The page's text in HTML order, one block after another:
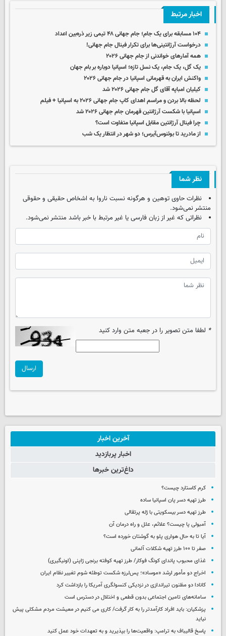
اخبار مرتبط
۱۰۴ مسابقه برای یک جام؛ جام جهانی ۴۸ تیمی زیر ذره‌بین اعداد
درخواست آرژانتینی‌ها برای تکرار فینال جام جهانی!
همه آمارهای خواندنی از جام جهانی ۲۰۲۶
یک گل، یک جام، یک نسل تازه؛ اسپانیا دوباره بر بام جهان
واکنش ایران به قهرمانی اسپانیا در جام جهانی ۲۰۲۶
کیلیان امباپه آقای گل جام جهانی ۲۰۲۶ شد
لحظه بالا بردن و مراسم اهدای کاپ جام جهانی ۲۰۲۶ به اسپانیا + فیلم
اسپانیا با شکست آرژانتین قهرمان جام جهانی ۲۰۲۶ شد
چرا فینال آرژانتین مقابل اسپانیا متفاوت است؟
از مادرید تا بوئنوس‌آیرس؛ دو شهر در انتظار یک شب
نظر شما
نظرات حاوی توهین و هرگونه نسبت ناروا به اشخاص حقیقی و حقوقی
منتشر نمی‌شود.
نظراتی که غیر از زبان فارسی یا غیر مرتبط با خبر باشد منتشر نمی‌شود.
* لطفا متن تصویر را در جعبه متن وارد کنید
ارسال
آخرین اخبار
اخبار پربازدید
داغ‌ترین خبرها
کرم کاستارد چیست؟
طرز تهیه دسر پان اسپانیا ساده
طرز تهیه دسر بیسکویتی با ژله پرتقالی
آمبولی پا چیست؟ علائم، علل و راه درمان آن
آیا تا به حال هواری پلو به گوشتان خورده است؟
صفر تا ۱۰۰ طرز تهیه شکلات آلمانی
غذای محبوب پاندای کونگ فوکار/ طرز تهیه کوفته برنجی ژاپنی (اونیگیری)
اخراج دو مأمور ارشد «موساد»؛ پس‌لرزه شکست توطئه شوم تغییر نظام ایران
کانادا دو مظنون تیراندازی در نزدیکی کنسولگری آمریکا را بازداشت کرد
سامانه‌های تامین اجتماعی بدون قطعی و اختلال در دسترس است
پزشکیان: باید افراد کارآمدتر را به کار گرفت/ کاری می کنیم در معیشت مردم مشکلی پیش
نیاید
پاسخ قالیباف به ترامپ: واقعیت‌ها را بپذیرید و به تعهدات خود عمل کنید